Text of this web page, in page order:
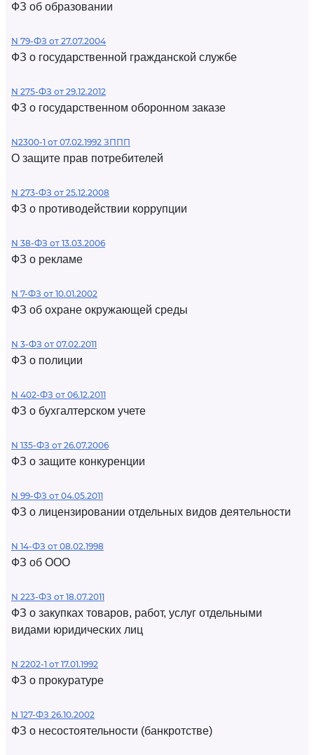
ФЗ об образовании
N 79-ФЗ от 27.07.2004
ФЗ о государственной гражданской службе
N 275-ФЗ от 29.12.2012
ФЗ о государственном оборонном заказе
N2300-1 от 07.02.1992 ЗППП
О защите прав потребителей
N 273-ФЗ от 25.12.2008
ФЗ о противодействии коррупции
N 38-ФЗ от 13.03.2006
ФЗ о рекламе
N 7-ФЗ от 10.01.2002
ФЗ об охране окружающей среды
N 3-ФЗ от 07.02.2011
ФЗ о полиции
N 402-ФЗ от 06.12.2011
ФЗ о бухгалтерском учете
N 135-ФЗ от 26.07.2006
ФЗ о защите конкуренции
N 99-ФЗ от 04.05.2011
ФЗ о лицензировании отдельных видов деятельности
N 14-ФЗ от 08.02.1998
ФЗ об ООО
N 223-ФЗ от 18.07.2011
ФЗ о закупках товаров, работ, услуг отдельными
видами юридических лиц
N 2202-1 от 17.01.1992
ФЗ о прокуратуре
N 127-ФЗ 26.10.2002
ФЗ о несостоятельности (банкротстве)